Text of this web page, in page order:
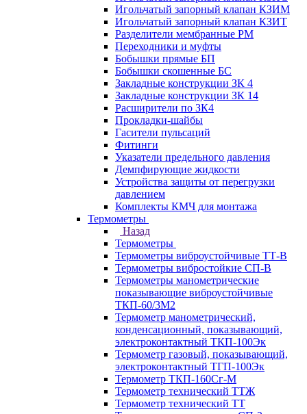
Игольчатый запорный клапан КЗИМ
Игольчатый запорный клапан КЗИТ
Разделители мембранные РМ
Переходники и муфты
Бобышки прямые БП
Бобышки скошенные БС
Закладные конструкции ЗК 4
Закладные конструкции ЗК 14
Расширители по ЗК4
Прокладки-шайбы
Гасители пульсаций
Фитинги
Указатели предельного давления
Демпфирующие жидкости
Устройства защиты от перегрузки
давлением
Комплекты КМЧ для монтажа
Термометры
Назад
Термометры
Термометры виброустойчивые ТТ-В
Термометры вибростойкие СП-В
Термометры манометрические
показывающие виброустойчивые
ТКП-60/3М2
Термометр манометрический,
конденсационный, показывающий,
электроконтактный ТКП-100Эк
Термометр газовый, показывающий,
электроконтактный ТГП-100Эк
Термометр ТКП-160Сг-М
Термометр технический ТТЖ
Термометр технический ТТ